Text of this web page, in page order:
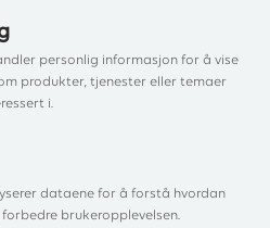
personlig informasjon for å vise
produkter, tjenester eller temaer
i.
dataene for å forstå hvordan
brukeropplevelsen.